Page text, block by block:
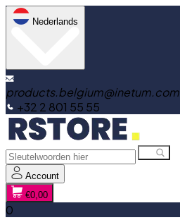
Nederlands
products.belgium@inetum.com
+32 2 801 55 55
Account
€0,00
0